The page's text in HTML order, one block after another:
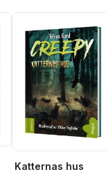
Katternas hus